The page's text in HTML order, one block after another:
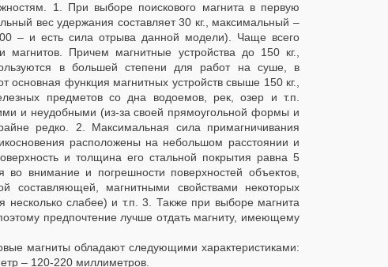
1. При выборе поискового магнита в первую
вес удержания составляет 30 кг., максимальный –
– и есть сила отрыва данной модели). Чаще всего
магнитов. Причем магнитные устройства до 150 кг.,
в большей степени для работ на суше, в
основная функция магнитных устройств свыше 150 кг.,
предметов со дна водоемов, рек, озер и т.п.
и неудобными (из-за своей прямоугольной формы и
редко. 2. Максимальная сила примагничивания
расположены на небольшом расстоянии и
и толщина его стальной покрытия равна 5
внимание и погрешности поверхностей объектов,
составляющей, магнитными свойствами некоторых
несколько слабее) и т.п. 3. Также при выборе магнита
предпочтение лучше отдать магниту, имеющему
магниты обладают следующими характеристиками:
– 120-220 миллиметров.